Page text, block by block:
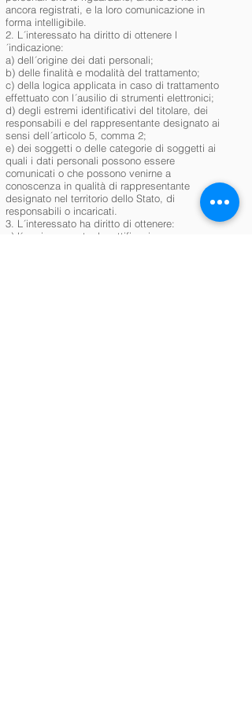
ancora registrati, e la loro comunicazione in
forma intelligibile.
2. L´interessato ha diritto di ottenere l
´indicazione:
a) dell´origine dei dati personali;
b) delle finalità e modalità del trattamento;
c) della logica applicata in caso di trattamento
effettuato con l´ausilio di strumenti elettronici;
d) degli estremi identificativi del titolare, dei
responsabili e del rappresentante designato ai
sensi dell´articolo 5, comma 2;
e) dei soggetti o delle categorie di soggetti ai
quali i dati personali possono essere
comunicati o che possono venirne a
conoscenza in qualità di rappresentante
designato nel territorio dello Stato, di
responsabili o incaricati.
3. L´interessato ha diritto di ottenere:
a) l´aggiornamento, la rettificazione ovvero,